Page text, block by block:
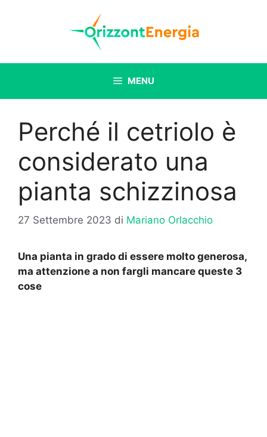
MENU
Perché il cetriolo è
considerato una
pianta schizzinosa
27 Settembre 2023 di Mariano Orlacchio
Una pianta in grado di essere molto generosa,
ma attenzione a non fargli mancare queste 3
cose